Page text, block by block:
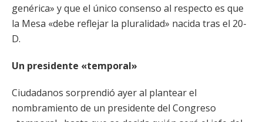
genérica» y que el único consenso al respecto es que
la Mesa «debe reflejar la pluralidad» nacida tras el 20-
D.
Un presidente «temporal»
Ciudadanos sorprendió ayer al plantear el
nombramiento de un presidente del Congreso